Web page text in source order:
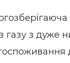
газу з дуже